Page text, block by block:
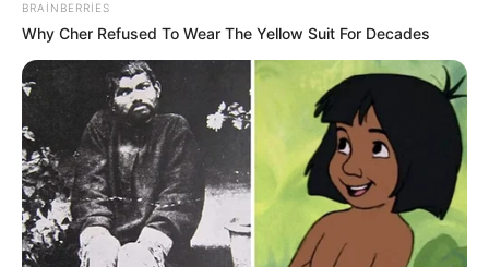
CƏMİYYƏT
Zəncirvari qəza - 5 nəfər xəsarət alıb
57 0
BRAINBERRIES
Why Cher Refused To Wear The Yellow Suit For Decades